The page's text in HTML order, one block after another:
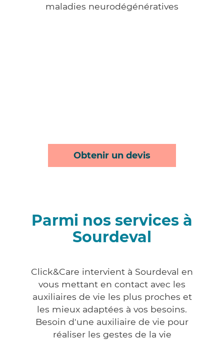
maladies neurodégénératives
Obtenir un devis
Parmi nos services à
Sourdeval
Click&Care intervient à Sourdeval en
vous mettant en contact avec les
auxiliaires de vie les plus proches et
les mieux adaptées à vos besoins.
Besoin d'une auxiliaire de vie pour
réaliser les gestes de la vie